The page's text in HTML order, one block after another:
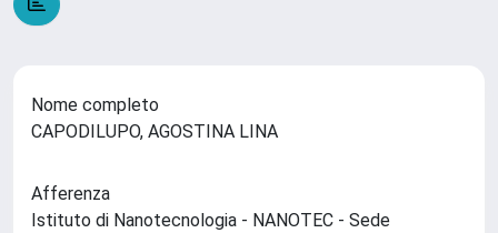
Nome completo
CAPODILUPO, AGOSTINA LINA
Afferenza
Istituto di Nanotecnologia - NANOTEC - Sede